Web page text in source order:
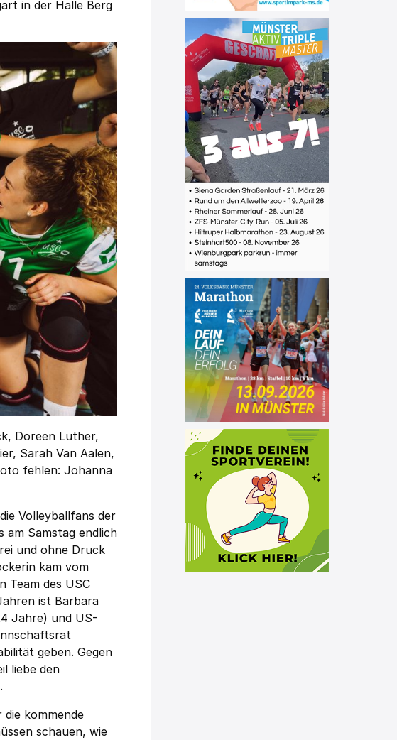
in der Halle Berg
Doreen Luther,
Sarah Van Aalen,
fehlen: Johanna
Volleyballfans der
am Samstag endlich
und ohne Druck
kam vom
Team des USC
ist Barbara
Jahre) und US-
geben. Gegen
liebe den
kommende
schauen, wie